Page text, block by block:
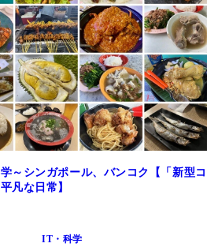
～シンガポール、バンコク【「新型コ
凡な日常】
IT・科学